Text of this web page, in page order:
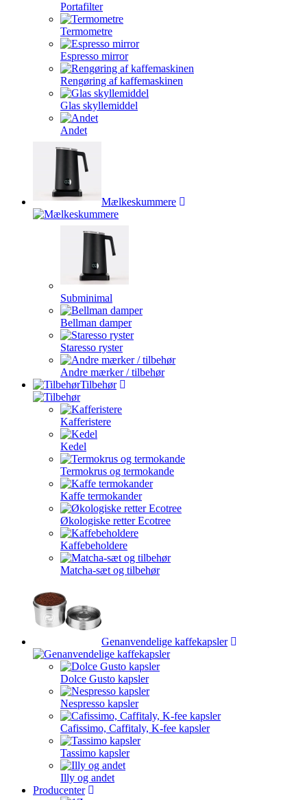
Portafilter
Termometre
Espresso mirror
Rengøring af kaffemaskinen
Glas skyllemiddel
Andet
Mælkeskummere
Subminimal
Bellman damper
Staresso ryster
Andre mærker / tilbehør
Tilbehør
Kafferistere
Kedel
Termokrus og termokande
Kaffe termokander
Økologiske retter Ecotree
Kaffebeholdere
Matcha-sæt og tilbehør
Genanvendelige kaffekapsler
Dolce Gusto kapsler
Nespresso kapsler
Cafissimo, Caffitaly, K-fee kapsler
Tassimo kapsler
Illy og andet
Producenter